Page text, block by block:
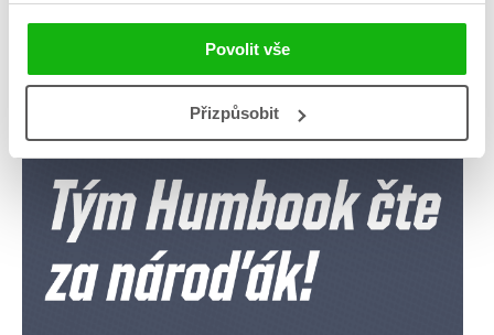
Povolit vše
Přizpůsobit
žebříčky